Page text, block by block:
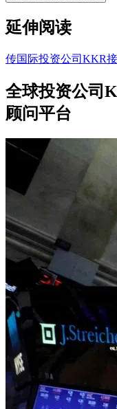
延伸阅读
传国际投资公司KKR
全球投资公司
顾问平台